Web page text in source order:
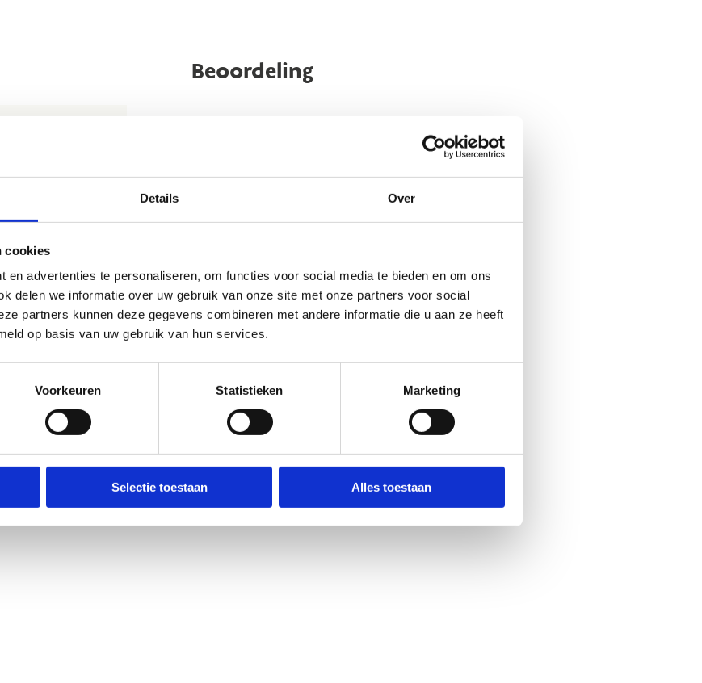
Details Over
cookies
en advertenties te personaliseren, om functies voor social media te bieden en om ons
delen we informatie over uw gebruik van onze site met onze partners voor social
partners kunnen deze gegevens combineren met andere informatie die u aan ze heeft
op basis van uw gebruik van hun services.
Voorkeuren Statistieken Marketing
Selectie toestaan Alles toestaan
en andere
jouw
aanpassingen
feitelijke inhoud
te verbeteren.​
bij deFAQ.
.​
Beoordeling
heeft gewoon nog niemand ‘m ontdekt?